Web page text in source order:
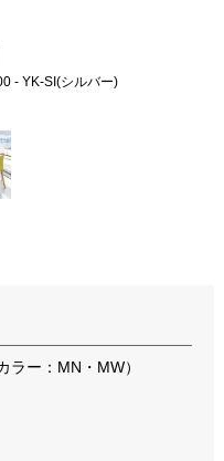
- YK-SI(シルバー)
ー：MN・MW）